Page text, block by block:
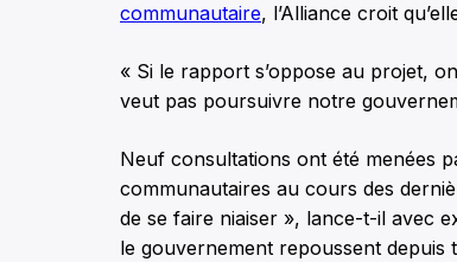
communautaire, l’Alliance croit
« Si le rapport s’oppose au projet,
veut pas poursuivre notre
Neuf consultations ont été menées
communautaires au cours des
de se faire niaiser », lance-t-il avec
le gouvernement repoussent